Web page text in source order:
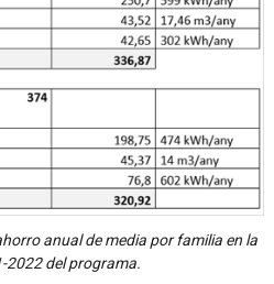
anual de media por familia en la
2022 del programa.